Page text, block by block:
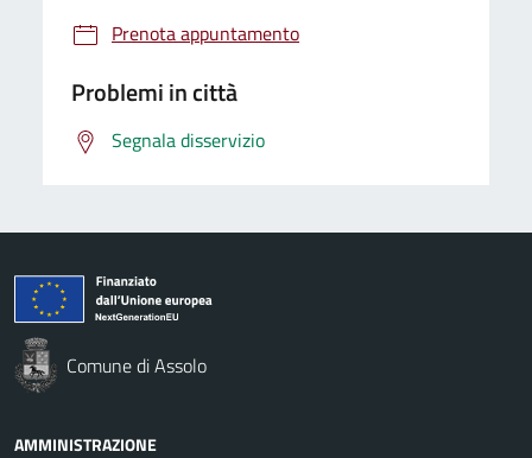
Prenota appuntamento
Problemi in città
Segnala disservizio
Comune di Assolo
AMMINISTRAZIONE